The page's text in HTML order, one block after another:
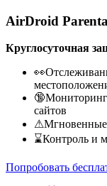
AirDroid
Круглосуточная
сайтов
⚠Мгновенные
⌛Контроль и
Попробовать